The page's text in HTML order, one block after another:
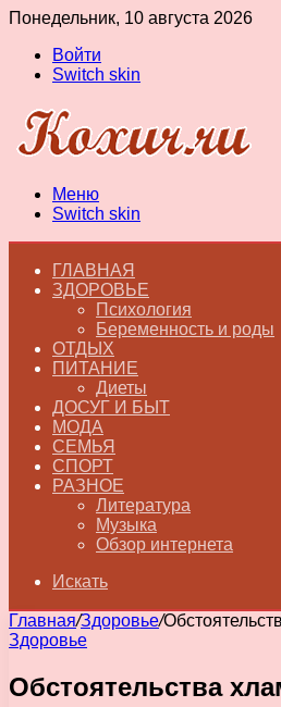
Понедельник, 10 августа 2026
Войти
Switch skin
Меню
Switch skin
ГЛАВНАЯ
ЗДОРОВЬЕ
Психология
Беременность и роды
ОТДЫХ
ПИТАНИЕ
Диеты
ДОСУГ И БЫТ
МОДА
СЕМЬЯ
СПОРТ
РАЗНОЕ
Литература
Музыка
Обзор интернета
Искать
Главная/Здоровье/
Здоровье
Обстоятельства